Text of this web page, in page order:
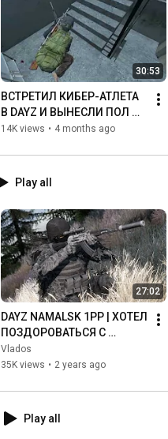
30:53
ВСТРЕТИЛ КИБЕР-АТЛЕТА
В DAYZ И ВЫНЕСЛИ ПОЛ
СЕРВЕРА
14K views • 4 months ago
Play all
27:02
DAYZ NAMALSK 1PP | ХОТЕЛ
ПОЗДОРОВАТЬСЯ С
ВЛАДОСОМ
Vlados
35K views • 2 years ago
Play all